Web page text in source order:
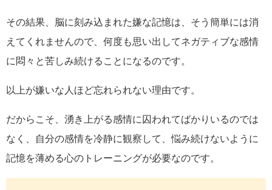
その結果、脳に刻み込まれた嫌な記憶は、そう簡単には消
えてくれませんので、何度も思い出してネガティブな感情
に悶々と苦しみ続けることになるのです。
以上が嫌いな人ほど忘れられない理由です。
だからこそ、湧き上がる感情に囚われてばかりいるのでは
なく、自分の感情を冷静に観察して、悩み続けないように
記憶を薄める心のトレーニングが必要なのです。